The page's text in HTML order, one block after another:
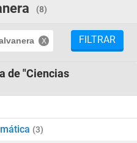
(8)
FILTRAR
de "Ciencias
(3)